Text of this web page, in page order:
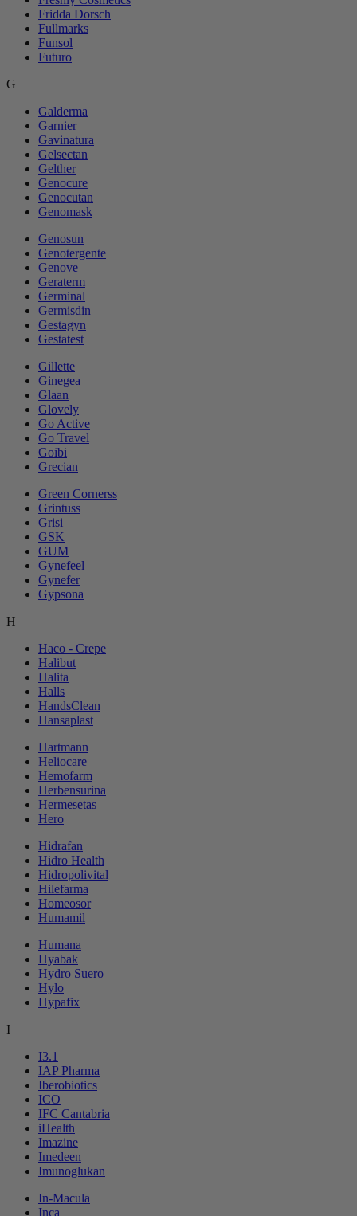
Fridda Dorsch
Fullmarks
Funsol
Futuro
G
Galderma
Garnier
Gavinatura
Gelsectan
Gelther
Genocure
Genocutan
Genomask
Genosun
Genotergente
Genove
Geraterm
Germinal
Germisdin
Gestagyn
Gestatest
Gillette
Ginegea
Glaan
Glovely
Go Active
Go Travel
Goibi
Grecian
Green Cornerss
Grintuss
Grisi
GSK
GUM
Gynefeel
Gynefer
Gypsona
H
Haco - Crepe
Halibut
Halita
Halls
HandsClean
Hansaplast
Hartmann
Heliocare
Hemofarm
Herbensurina
Hermesetas
Hero
Hidrafan
Hidro Health
Hidropolivital
Hilefarma
Homeosor
Humamil
Humana
Hyabak
Hydro Suero
Hylo
Hypafix
I
I3.1
IAP Pharma
Iberobiotics
ICO
IFC Cantabria
iHealth
Imazine
Imedeen
Imunoglukan
In-Macula
Inca